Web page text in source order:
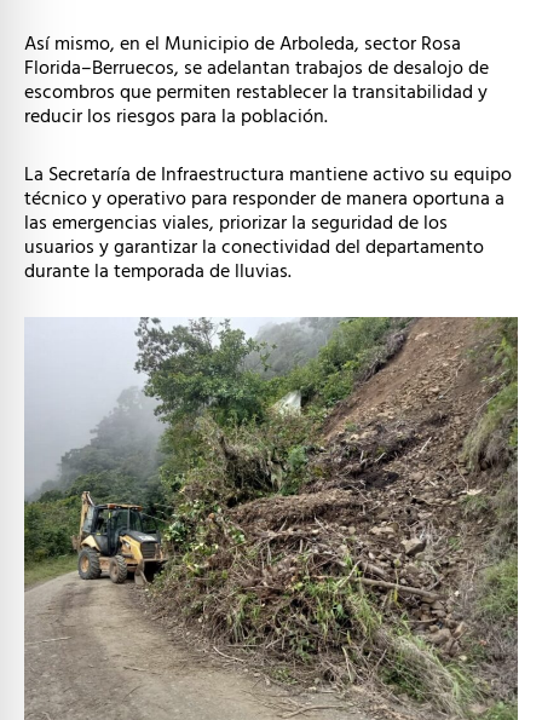
Así mismo, en el Municipio de Arboleda, sector Rosa
Florida–Berruecos, se adelantan trabajos de desalojo de
escombros que permiten restablecer la transitabilidad y
reducir los riesgos para la población.
La Secretaría de Infraestructura mantiene activo su equipo
técnico y operativo para responder de manera oportuna a
las emergencias viales, priorizar la seguridad de los
usuarios y garantizar la conectividad del departamento
durante la temporada de lluvias.